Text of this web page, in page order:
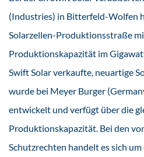
(Industries) in Bitterfeld-Wolfen
Solarzellen-Produktionsstraße
Produktionskapazität im
Swift Solar verkaufte, neuartige
wurde bei Meyer Burger
entwickelt und verfügt über die
Produktionskapazität. Bei den
Schutzrechten handelt es sich um